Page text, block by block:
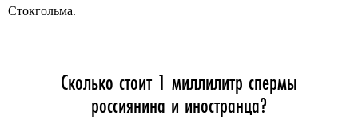
Стокгольма.
Сколько стоит 1 миллилитр спермы
россиянина и иностранца?